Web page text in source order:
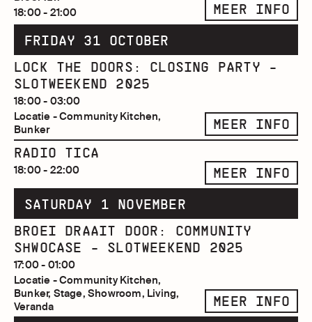
18:00 - 21:00
MEER INFO
FRIDAY 31 OCTOBER
LOCK THE DOORS: CLOSING PARTY -
SLOTWEEKEND 2025
18:00 - 03:00
Locatie - Community Kitchen,
Bunker
MEER INFO
RADIO TICA
18:00 - 22:00
MEER INFO
SATURDAY 1 NOVEMBER
BROEI DRAAIT DOOR: COMMUNITY
SHWOCASE - SLOTWEEKEND 2025
17:00 - 01:00
Locatie - Community Kitchen,
Bunker, Stage, Showroom, Living,
Veranda
MEER INFO